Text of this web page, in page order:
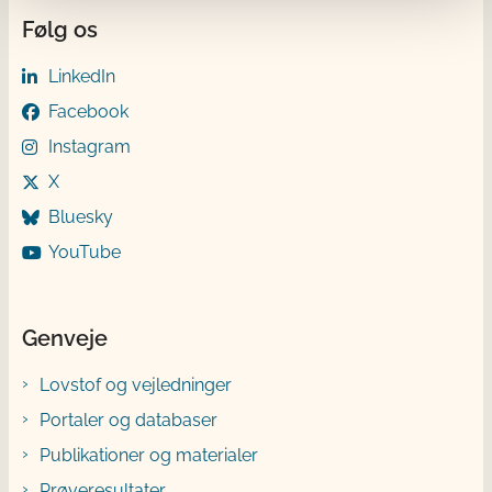
Følg os
LinkedIn
Facebook
Instagram
X
Bluesky
YouTube
Genveje
Lovstof og vejledninger
Portaler og databaser
Publikationer og materialer